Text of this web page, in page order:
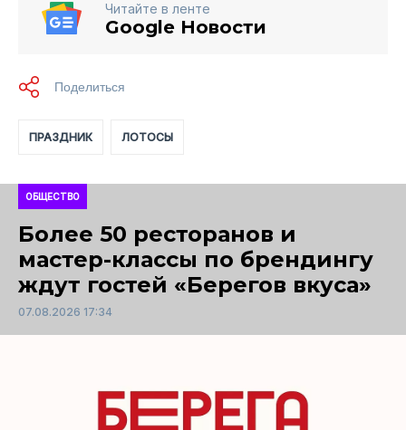
Читайте в ленте
Google Новости
ПРАЗДНИК ЛОТОСЫ
ОБЩЕСТВО
Более 50 ресторанов и
мастер-классы по брендингу
ждут гостей «Берегов вкуса»
07.08.2026 17:34